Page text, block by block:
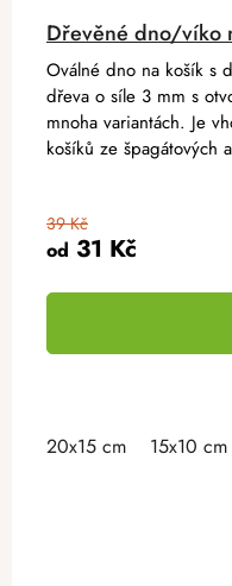
Dřevěné dno/víko
od 31 Kč
39 Kč
Oválné dno na košík s
dřeva o síle 3 mm s
mnoha variantách. Je
košíků ze špagátových
20x15 cm 15x10 cm